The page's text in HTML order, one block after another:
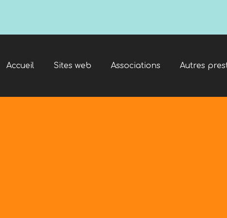
Accueil Sites web Associations Autres